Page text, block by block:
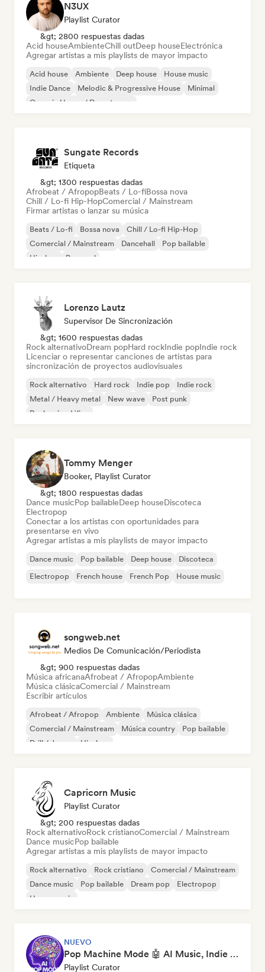
N3UX
Playlist Curator
&gt; 2800 respuestas dadas
Acid houseAmbienteChill outDeep houseElectrónica
Agregar artistas a mis playlists de mayor impacto
Acid house Ambiente Deep house
House music
Indie Dance
Melodic & Progressive House
Minimal
Organic House / Downtempo
Sungate Records
Etiqueta
&gt; 1300 respuestas dadas
Afrobeat / AfropopBeats / Lo-fiBossa nova
Chill / Lo-fi Hip-HopComercial / Mainstream
Firmar artistas o lanzar su música
Beats / Lo-fi Bossa nova
Chill / Lo-fi Hip-Hop
Comercial / Mainstream
Dancehall
Pop bailable
Hip-hop
Pop soul
Lorenzo Lautz
Supervisor De Sincronización
&gt; 1600 respuestas dadas
Rock alternativoDream popHard rockIndie popIndie rock
Licenciar o representar canciones de artistas para
sincronización de proyectos audiovisuales
Rock alternativo Hard rock Indie pop
Indie rock
Metal / Heavy metal
New wave
Post punk
Rock psicodélico
Tommy Menger
Booker, Playlist Curator
&gt; 1800 respuestas dadas
Dance musicPop bailableDeep houseDiscoteca
Electropop
Conectar a los artistas con oportunidades para
presentarse en vivo
Agregar artistas a mis playlists de mayor impacto
Dance music Pop bailable Deep house
Discoteca
Electropop
French house French Pop House music
songweb.net
Medios De Comunicación/Periodista
&gt; 900 respuestas dadas
Música africanaAfrobeat / AfropopAmbiente
Música clásicaComercial / Mainstream
Escribir artículos
Afrobeat / Afropop Ambiente
Música clásica
Comercial / Mainstream
Música country
Pop bailable
Drill / Jersey
Hip-hop
Capricorn Music
Playlist Curator
&gt; 200 respuestas dadas
Rock alternativoRock cristianoComercial / Mainstream
Dance musicPop bailable
Agregar artistas a mis playlists de mayor impacto
Rock alternativo Rock cristiano
Comercial / Mainstream
Dance music
Pop bailable Dream pop
Electropop
House music
NUEVO
Pop Machine Mode 🤖 AI Music, Indie Pop & Dream Pop
Playlist Curator